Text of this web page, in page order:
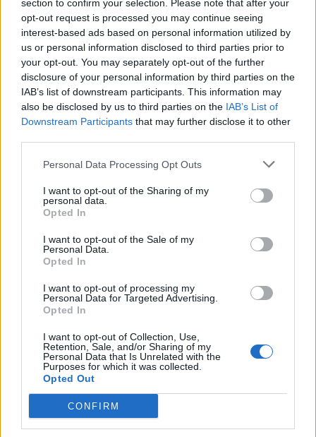
section to confirm your selection. Please note that after your
opt-out request is processed you may continue seeing
interest-based ads based on personal information utilized by
us or personal information disclosed to third parties prior to
your opt-out. You may separately opt-out of the further
disclosure of your personal information by third parties on the
IAB’s list of downstream participants. This information may
also be disclosed by us to third parties on the IAB’s List of
Downstream Participants that may further disclose it to other
Personal Data Processing Opt Outs
I want to opt-out of the Sharing of my
personal data.
Opted In
I want to opt-out of the Sale of my
Personal Data.
Opted In
I want to opt-out of processing my
Personal Data for Targeted Advertising.
Opted In
I want to opt-out of Collection, Use,
Retention, Sale, and/or Sharing of my
Personal Data that Is Unrelated with the
Purposes for which it was collected.
Opted Out
CONFIRM
Χέις στο «παράθυρο» του
Αυγούστου
ΚΑΛΑΣ: Αυξημένα κόστη
«ροκάνισαν» την κερδοφορία -
Στόχος για το 2026 η ανάπτυξη
και νέα μονάδα στο Μεσολόγγι
ΑΑΔΕ: Φορολογικό «σαφάρι» στις τουριστικές περιοχές, με οδηγό τις
καταγγελίες πολιτών
Εξοικονομώ – Επιχειρώ:
Παράταση έως τις 30
Νοεμβρίου για περισσότερες
ΣΚΑΪ: Ολοκληρώθηκε η θητεία
Γιάννης Αλαφούζος επιστρέφει
πρόγραμμα στήριξης- Κάλυψη εισφορών ΕΔΟΕΑΠ
Νέα Mercedes-Benz GLB: Hybrid
και Electric, με όφελος 2.000
Η Toyota φέρνει νέα γενιά
μπαταριών για τα υβριδικά της
Σε κινεζική… πολιορκία η ευρωπαϊκή αυτοκινητοβιομηχανία